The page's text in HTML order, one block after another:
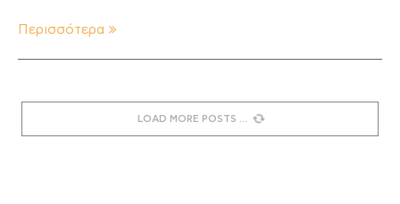
Περισσότερα
LOAD MORE POSTS